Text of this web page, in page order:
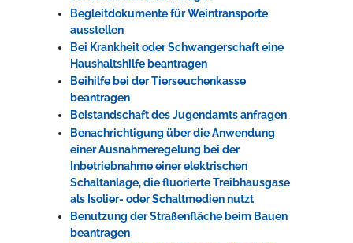
Begleitdokumente für Weintransporte
ausstellen
Bei Krankheit oder Schwangerschaft eine
Haushaltshilfe beantragen
Beihilfe bei der Tierseuchenkasse
beantragen
Beistandschaft des Jugendamts anfragen
Benachrichtigung über die Anwendung
einer Ausnahmeregelung bei der
Inbetriebnahme einer elektrischen
Schaltanlage, die fluorierte Treibhausgase
als Isolier- oder Schaltmedien nutzt
Benutzung der Straßenfläche beim Bauen
beantragen